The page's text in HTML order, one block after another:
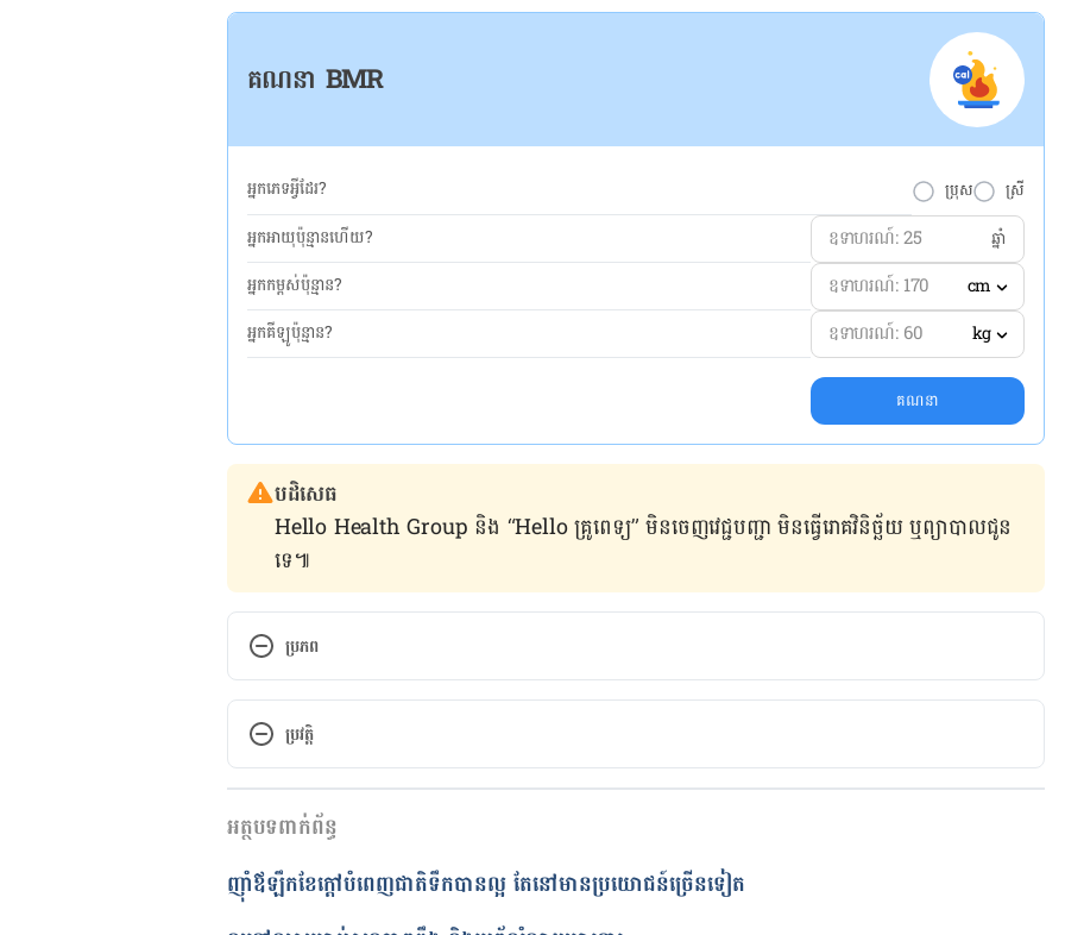
គណនា BMR
អ្នកភេទអ្វីដែរ? ប្រុស ស្រី
អ្នកអាយុប៉ុន្មានហើយ?
ឆ្នាំ
អ្នកកម្ពស់ប៉ុន្មាន?
cm
អ្នកគីឡូប៉ុន្មាន?
kg
គណនា
បដិសេធ
Hello Health Group និង “Hello គ្រូពេទ្យ” មិន​ចេញ​វេជ្ជបញ្ជា មិន​ធ្វើ​រោគវិនិច្ឆ័យ ឬ​ព្យាបាល​ជូន​
ទេ៕
ប្រភព
https://www.livestrong.com/article/532882-fruits-that-help-with-bloating/
ប្រវត្តិ
កំណែ​ប្រែបច្ចុប្បន្ន
24/07/2020
អត្ថបទ​ដោយ
ថាត់ រ័ត្នមូនីតា
ត្រួតពិនិត្យដោយ វេជ្ជ. ចាន់ ស៊ីណេត
បច្ចុប្បន្នភាពដោយ៖ ទូច សុខា
អត្ថបទពាក់ព័ន្ធ
ញ៉ាំឪឡឹកខែក្ដៅបំពេញជាតិទឹកបាន​ល្អ តែនៅមានប្រយោជន៍ច្រើនទៀត